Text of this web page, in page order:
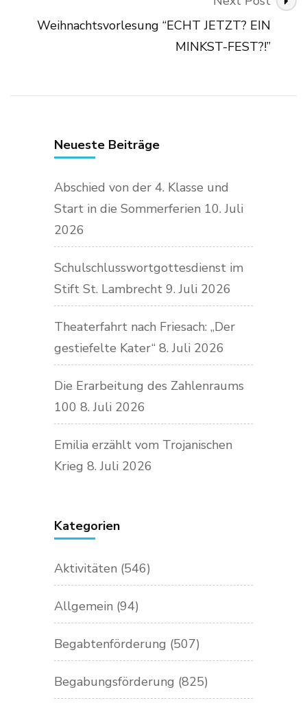
Weihnachtsvorlesung “ECHT JETZT? EIN
MINKST-FEST?!”
Neueste Beiträge
Abschied von der 4. Klasse und
Start in die Sommerferien 10. Juli
2026
Schulschlusswortgottesdienst im
Stift St. Lambrecht 9. Juli 2026
Theaterfahrt nach Friesach: „Der
gestiefelte Kater“ 8. Juli 2026
Die Erarbeitung des Zahlenraums
100 8. Juli 2026
Emilia erzählt vom Trojanischen
Krieg 8. Juli 2026
Kategorien
Aktivitäten (546)
Allgemein (94)
Begabtenförderung (507)
Begabungsförderung (825)